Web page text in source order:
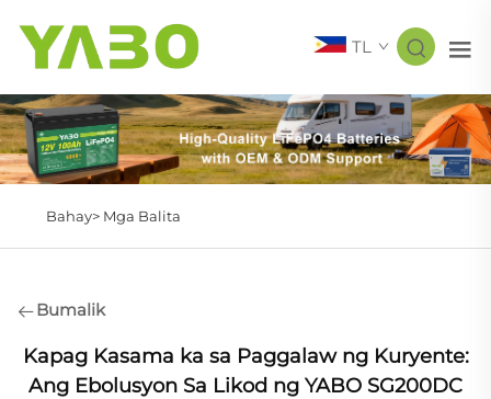
TL
Bahay> Mga Balita
Bumalik
Kapag Kasama ka sa Paggalaw ng Kuryente:
Ang Ebolusyon Sa Likod ng YABO SG200DC